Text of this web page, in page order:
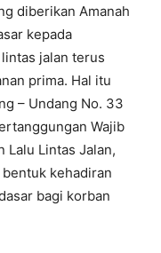
diberikan Amanah
kepada
jalan terus
prima. Hal itu
– Undang No. 33
Wajib
Lalu Lintas Jalan,
kehadiran
bagi korban